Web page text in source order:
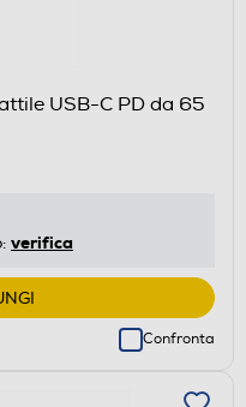
USB-C PD da 65
verifica
Confronta